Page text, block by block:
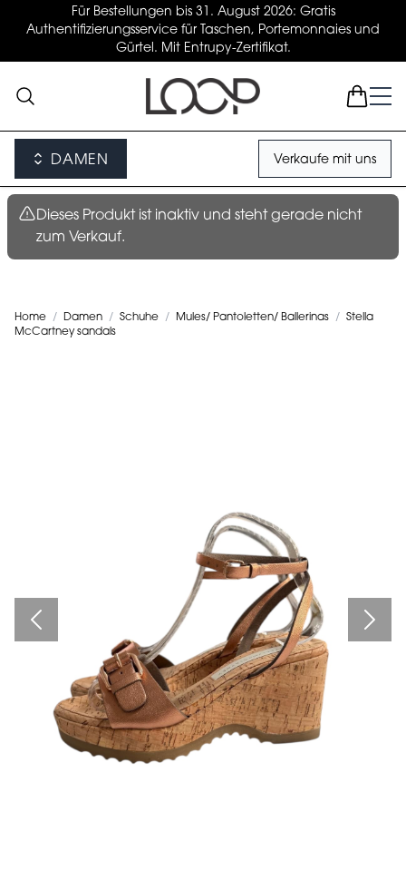
Für Bestellungen bis 31. August 2026: Gratis
Authentifizierungsservice für Taschen, Portemonnaies und
Gürtel. Mit Entrupy-Zertifikat.
DAMEN Verkaufe mit uns
Dieses Produkt ist inaktiv und steht gerade nicht
zum Verkauf.
Home / Damen / Schuhe / Mules/ Pantoletten/ Ballerinas / Stella
McCartney sandals